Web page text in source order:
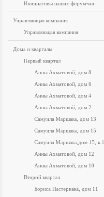
Инициативы наших форумчан
Управляющая компания
Управляющая компания
Дома и кварталы
Первый квартал
Анны Ахматовой, дом 8
Анны Ахматовой, дом 6
Анны Ахматовой, дом 4
Анны Ахматовой, дом 2
Самуила Маршака, дом 13
Самуила Маршака, дом 15
Самуила Маршака,дом 15, к.1
Анны Ахматовой, дом 12
Анны Ахматовой, дом 10
Второй квартал
Бориса Пастернака, дом 11